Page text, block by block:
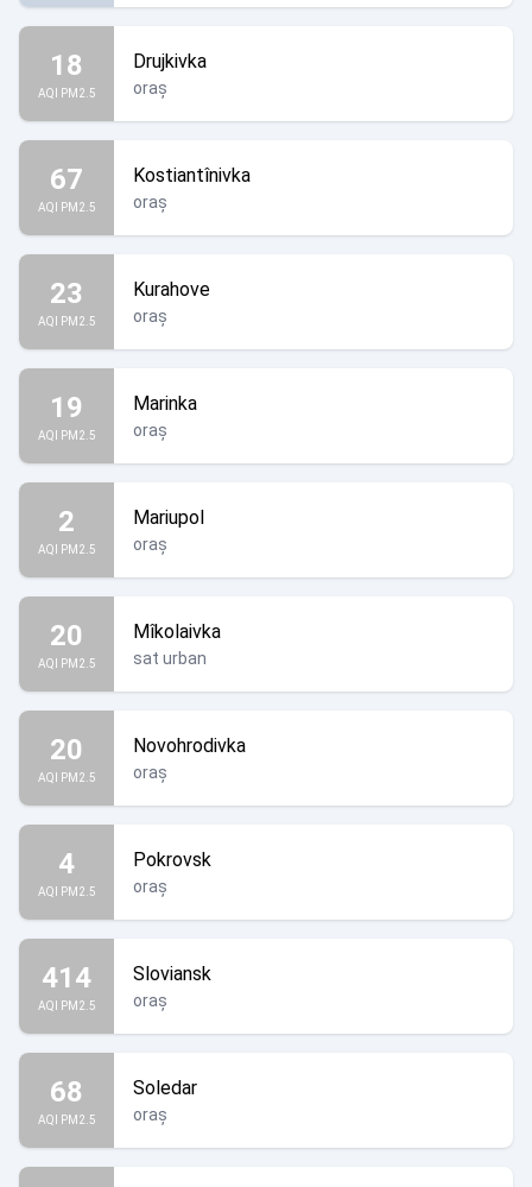
18
AQI PM2.5
Drujkivka
oraș
67
AQI PM2.5
Kostiantînivka
oraș
23
AQI PM2.5
Kurahove
oraș
19
AQI PM2.5
Marinka
oraș
2
AQI PM2.5
Mariupol
oraș
20
AQI PM2.5
Mîkolaivka
sat urban
20
AQI PM2.5
Novohrodivka
oraș
4
AQI PM2.5
Pokrovsk
oraș
414
AQI PM2.5
Sloviansk
oraș
68
AQI PM2.5
Soledar
oraș